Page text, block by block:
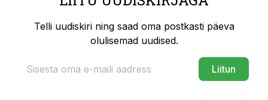
Telli uudiskiri ning saad oma postkasti päeva
olulisemad uudised.
Liitun